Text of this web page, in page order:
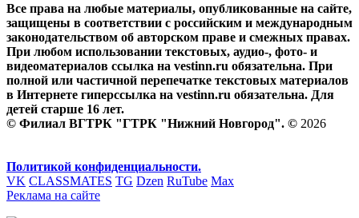
Все права на любые материалы, опубликованные на сайте,
защищены в соответствии с российским и международным
законодательством об авторском праве и смежных правах.
При любом использовании текстовых, аудио-, фото- и
видеоматериалов ссылка на vestinn.ru обязательна. При
полной или частичной перепечатке текстовых материалов
в Интернете гиперссылка на vestinn.ru обязательна. Для
детей старше 16 лет.
© Филиал ВГТРК "ГТРК "Нижний Новгород". © 2026
Политикой конфиденциальности.
VK CLASSMATES TG Dzen RuTube Max
Реклама на сайте